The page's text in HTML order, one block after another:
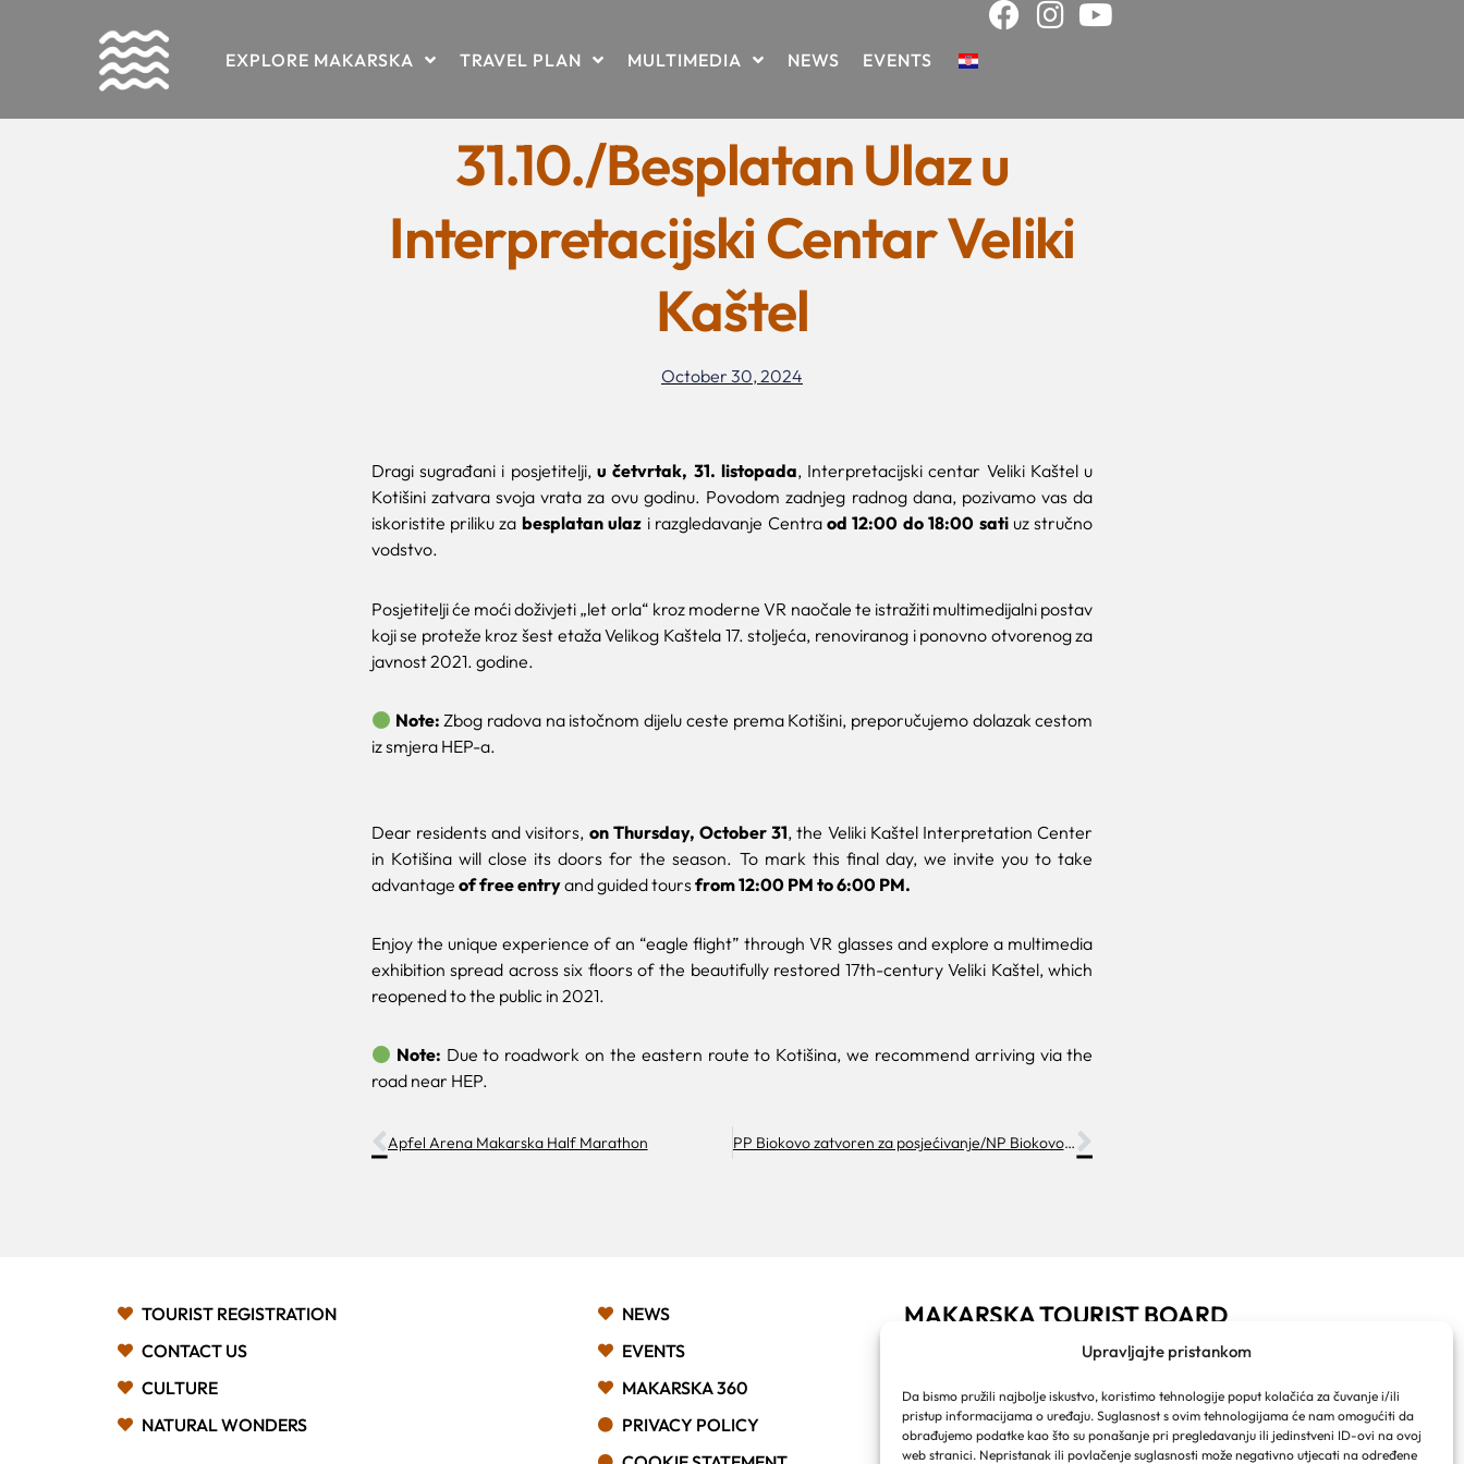
Upravljajte pristankom
Da bismo pružili najbolje iskustvo, koristimo tehnologije poput kolačića za čuvanje i/ili
pristup informacijama o uređaju. Suglasnost s ovim tehnologijama će nam omogućiti da
obrađujemo podatke kao što su ponašanje pri pregledavanju ili jedinstveni ID-ovi na ovoj
web stranici. Nepristanak ili povlačenje suglasnosti može negativno utjecati na određene
EXPLORE MAKARSKA TRAVEL PLAN MULTIMEDIA NEWS EVENTS
31.10./Besplatan Ulaz u
Interpretacijski Centar Veliki
Kaštel
October 30, 2024
Dragi sugrađani i posjetitelji, u četvrtak, 31. listopada, Interpretacijski centar Veliki Kaštel u
Kotišini zatvara svoja vrata za ovu godinu. Povodom zadnjeg radnog dana, pozivamo vas da
iskoristite priliku za besplatan ulaz i razgledavanje Centra od 12:00 do 18:00 satiuz stručno
vodstvo.
Posjetiteljiće moći doživjeti „let orla“ kroz moderne VR naočale te istražiti multimedijalni postav
koji se proteže kroz šest etaža Velikog Kaštela 17. stoljeća, renoviranog i ponovno otvorenog za
javnost 2021. godine.
Note:Zbog radova na istočnom dijelu ceste prema Kotišini, preporučujemo dolazak cestom
iz smjera HEP-a.
Dear residents and visitors, on Thursday, October 31, the Veliki Kaštel Interpretation Center
in Kotišina will close its doors for the season. To mark this final day, we invite you to take
advantage of free entryand guided tours from 12:00 PM to 6:00 PM.
Enjoy the unique experience of an “eagle flight” through VR glasses and explore a multimedia
exhibition spread across six floors of the beautifully restored 17th-century Veliki Kaštel, which
reopened to the public in 2021.
Note: Due to roadwork on the eastern route to Kotišina, we recommend arriving via the
road near HEP.
Apfel Arena Makarska Half Marathon PP Biokovo zatvoren za posjećivanje/NP Biokovo closed for visitors
TOURIST REGISTRATION
CONTACT US
CULTURE
NATURAL WONDERS
NEWS
EVENTS
MAKARSKA 360
PRIVACY POLICY
MAKARSKA TOURIST BOARD
21 300 Makarska
Email: info@makarska-info.hr
Phone: +385 21 612 002/+385 21 650 076